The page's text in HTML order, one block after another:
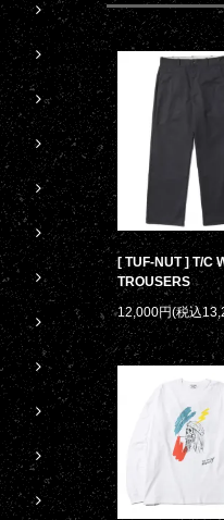
[ TUF-NUT ] T/C
TROUSERS
12,000円(税込